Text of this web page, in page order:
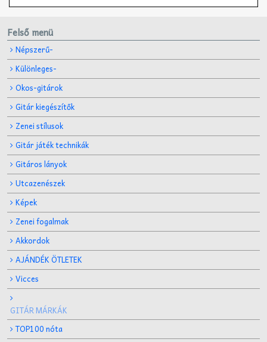
Felső menü
Népszerű-
Különleges-
Okos-gitárok
Gitár kiegészítők
Zenei stílusok
Gitár játék technikák
Gitáros lányok
Utcazenészek
Képek
Zenei fogalmak
Akkordok
AJÁNDÉK ÖTLETEK
Vicces
GITÁR MÁRKÁK
TOP100 nóta